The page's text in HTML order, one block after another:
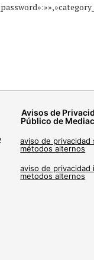
Avisos de
Público de
aviso de privacidad
métodos alternos
aviso de privacidad
metodos alternos